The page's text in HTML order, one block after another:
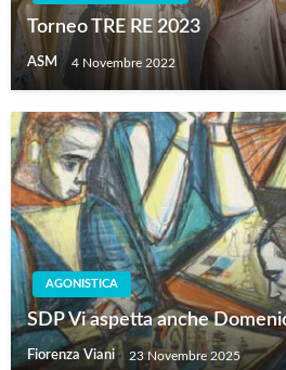
Torneo TRE RE 2023
ASM 4 Novembre 2022
AGONISTICA
SDP Vi aspetta anche
Fiorenza Viani 23 Novembre 2025